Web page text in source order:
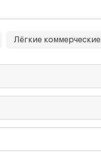
Лёгкие коммерческие